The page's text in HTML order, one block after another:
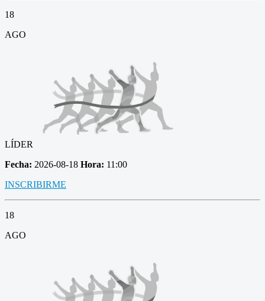
18
AGO
LÍDER
Fecha: 2026-08-18 Hora: 11:00
INSCRIBIRME
18
AGO